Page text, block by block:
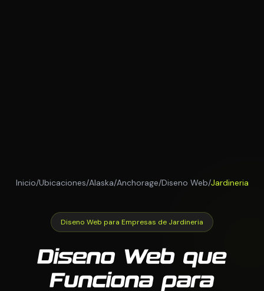
Inicio/Ubicaciones/Alaska/Anchorage/Diseno Web/Jardineria
Diseno Web para Empresas de Jardineria
Diseno Web que
Funciona para